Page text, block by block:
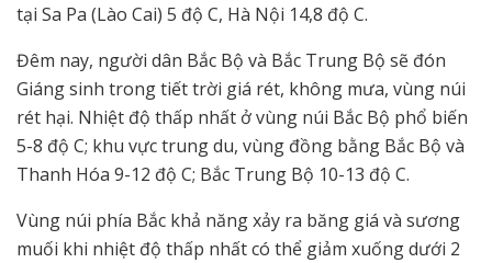
tại Sa Pa (Lào Cai) 5 độ C, Hà Nội 14,8 độ C.
Đêm nay, người dân Bắc Bộ và Bắc Trung Bộ sẽ đón
Giáng sinh trong tiết trời giá rét, không mưa, vùng núi
rét hại. Nhiệt độ thấp nhất ở vùng núi Bắc Bộ phổ biến
5-8 độ C; khu vực trung du, vùng đồng bằng Bắc Bộ và
Thanh Hóa 9-12 độ C; Bắc Trung Bộ 10-13 độ C.
Vùng núi phía Bắc khả năng xảy ra băng giá và sương
muối khi nhiệt độ thấp nhất có thể giảm xuống dưới 2